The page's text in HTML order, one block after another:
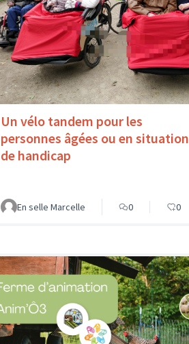
Un vélo tandem pour les
personnes âgées ou en situation
de handicap
En selle Marcelle 0 0